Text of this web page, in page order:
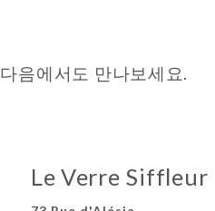
다음에서도 만나보세요.
Le Verre Siffleur